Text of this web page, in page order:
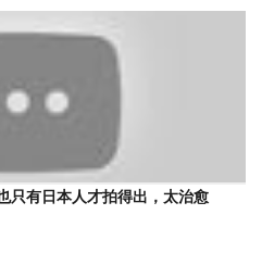
只有日本人才拍得出，太治愈